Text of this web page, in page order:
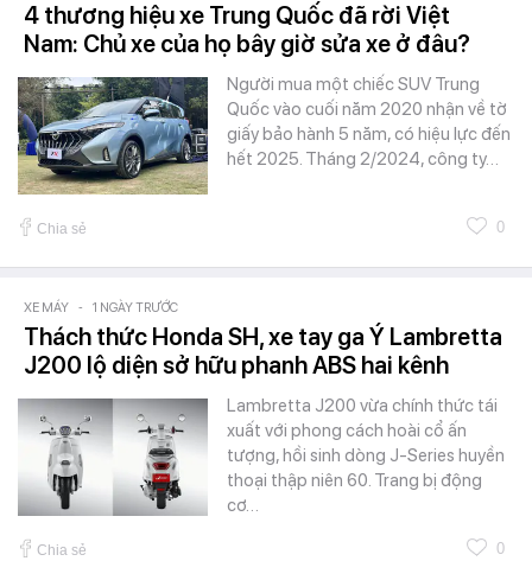
4 thương hiệu xe Trung Quốc đã rời Việt
Nam: Chủ xe của họ bây giờ sửa xe ở đâu?
Người mua một chiếc SUV Trung
Quốc vào cuối năm 2020 nhận về tờ
giấy bảo hành 5 năm, có hiệu lực đến
hết 2025. Tháng 2/2024, công ty…
Chia sẻ 0
XE MÁY - 1 NGÀY TRƯỚC
Thách thức Honda SH, xe tay ga Ý Lambretta
J200 lộ diện sở hữu phanh ABS hai kênh
Lambretta J200 vừa chính thức tái
xuất với phong cách hoài cổ ấn
tượng, hồi sinh dòng J-Series huyền
thoại thập niên 60. Trang bị động
cơ…
Chia sẻ 0